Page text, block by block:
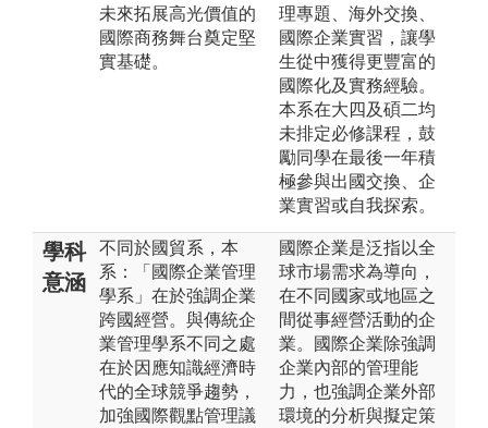
未來拓展高光價值的
國際商務舞台奠定堅
實基礎。
理專題、海外交換、
國際企業實習，讓學
生從中獲得更豐富的
國際化及實務經驗。
本系在大四及碩二均
未排定必修課程，鼓
勵同學在最後一年積
極參與出國交換、企
業實習或自我探索。
學科
意涵
不同於國貿系，本
系：「國際企業管理
學系」在於強調企業
跨國經營。與傳統企
業管理學系不同之處
在於因應知識經濟時
代的全球競爭趨勢，
加強國際觀點管理議
國際企業是泛指以全
球市場需求為導向，
在不同國家或地區之
間從事經營活動的企
業。國際企業除強調
企業內部的管理能
力，也強調企業外部
環境的分析與擬定策